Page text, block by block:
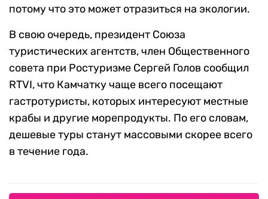
потому что это может отразиться на экологии.
В свою очередь, президент Союза
туристических агентств, член Общественного
совета при Ростуризме Сергей Голов сообщил
RTVI, что Камчатку чаще всего посещают
гастротуристы, которых интересуют местные
крабы и другие морепродукты. По его словам,
дешевые туры станут массовыми скорее всего
в течение года.